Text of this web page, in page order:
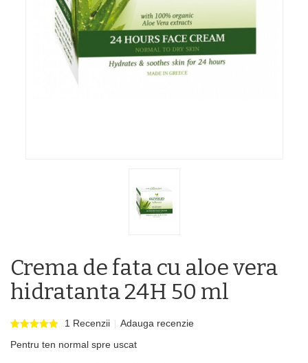
Crema de fata cu aloe vera
hidratanta 24H 50 ml
1 Recenzii
Adauga recenzie
Pentru ten normal spre uscat